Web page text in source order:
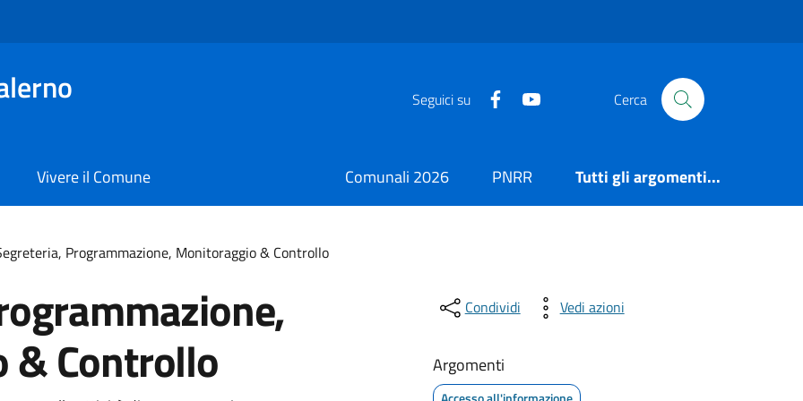
Seguici su https://it-it.facebook.com/ComuneSalerno
https://www.youtube.com/user/
Cerca
Vivere il Comune Comunali 2026 PNRR Tutti gli argomenti...
Programmazione, Monitoraggio & Controllo
& Controllo
Condividi Vedi azioni
Argomenti